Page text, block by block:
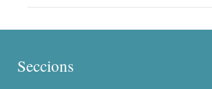
Seccions